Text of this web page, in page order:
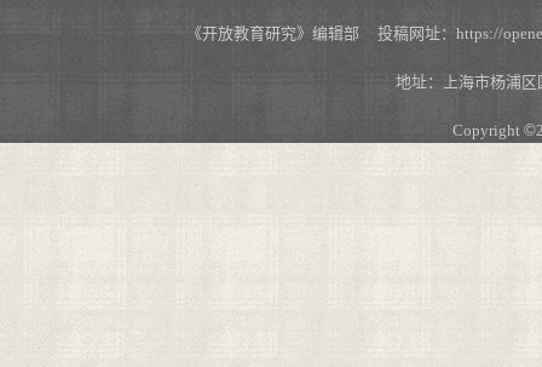
《开放教育研究》编辑部 投稿网址：https://
地址：上海市杨浦
Copyright ©